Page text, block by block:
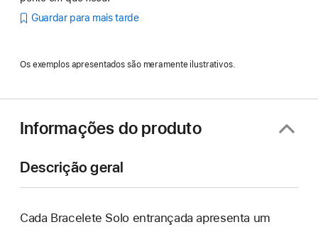
Guardar para mais tarde
Os exemplos apresentados são meramente ilustrativos.
Informações do produto
Descrição geral
Cada Bracelete Solo entrançada apresenta um